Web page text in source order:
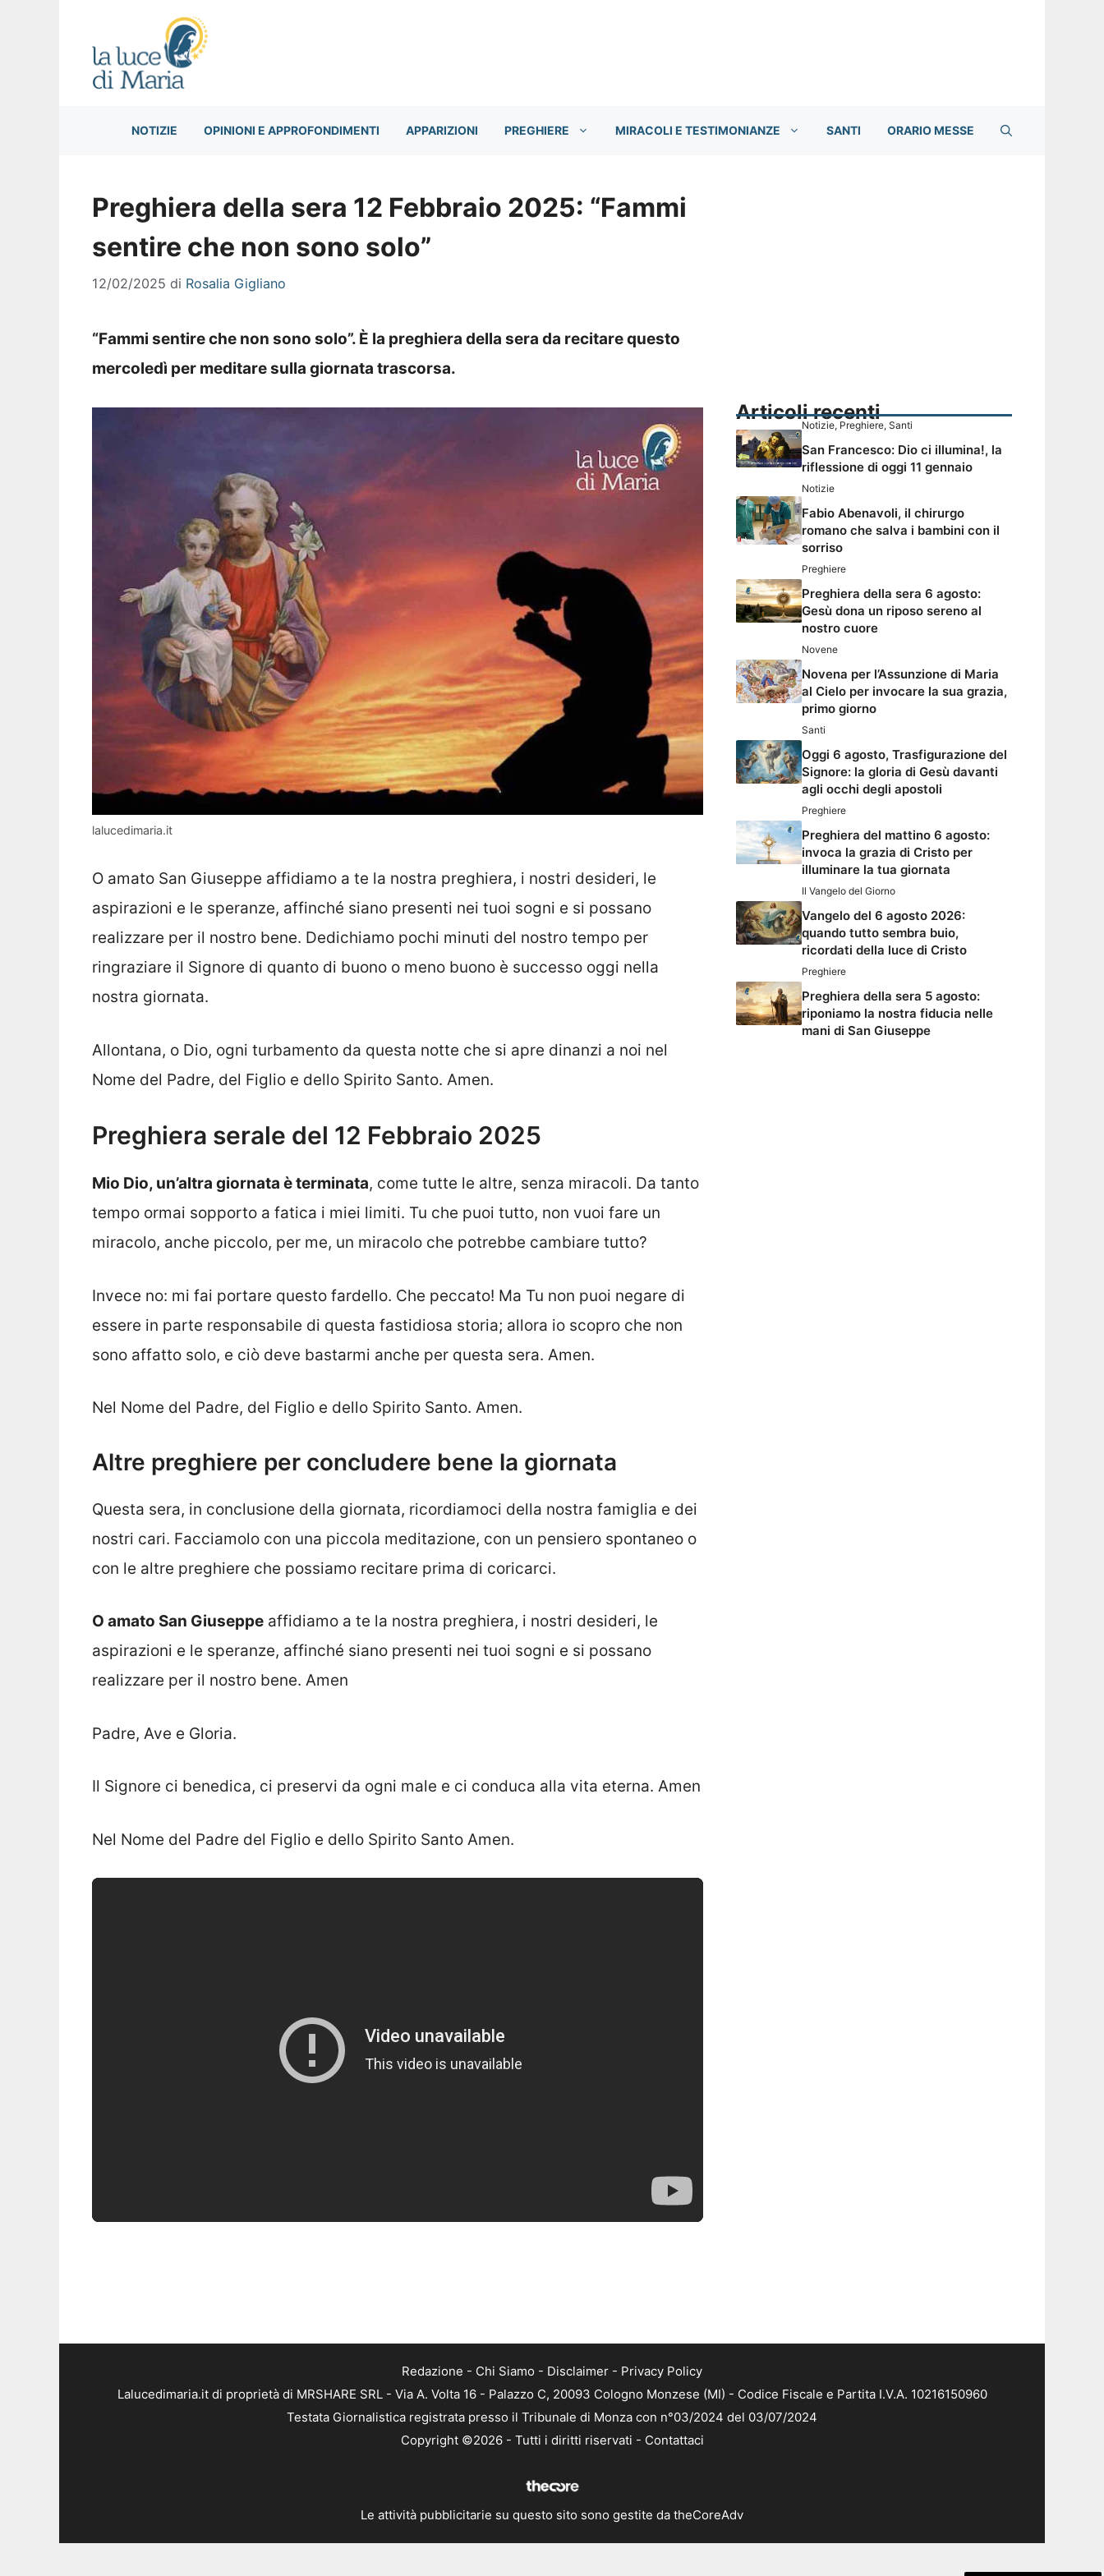
NOTIZIE OPINIONI E APPROFONDIMENTI APPARIZIONI PREGHIERE MIRACOLI E TESTIMONIANZE SANTI ORARIO MESSE
Preghiera della sera 12 Febbraio 2025: “Fammi
sentire che non sono solo”
12/02/2025 di Rosalia Gigliano
“Fammi sentire che non sono solo”. È la preghiera della sera da recitare questo
mercoledì per meditare sulla giornata trascorsa.
lalucedimaria.it
O amato San Giuseppe affidiamo a te la nostra preghiera, i nostri desideri, le
aspirazioni e le speranze, affinché siano presenti nei tuoi sogni e si possano
realizzare per il nostro bene. Dedichiamo pochi minuti del nostro tempo per
ringraziare il Signore di quanto di buono o meno buono è successo oggi nella
nostra giornata.
Allontana, o Dio, ogni turbamento da questa notte che si apre dinanzi a noi nel
Nome del Padre, del Figlio e dello Spirito Santo. Amen.
Preghiera serale del 12 Febbraio 2025
Mio Dio, un’altra giornata è terminata, come tutte le altre, senza miracoli. Da tanto
tempo ormai sopporto a fatica i miei limiti. Tu che puoi tutto, non vuoi fare un
miracolo, anche piccolo, per me, un miracolo che potrebbe cambiare tutto?
Invece no: mi fai portare questo fardello. Che peccato! Ma Tu non puoi negare di
essere in parte responsabile di questa fastidiosa storia; allora io scopro che non
sono affatto solo, e ciò deve bastarmi anche per questa sera. Amen.
Nel Nome del Padre, del Figlio e dello Spirito Santo. Amen.
Altre preghiere per concludere bene la giornata
Questa sera, in conclusione della giornata, ricordiamoci della nostra famiglia e dei
nostri cari. Facciamolo con una piccola meditazione, con un pensiero spontaneo o
con le altre preghiere che possiamo recitare prima di coricarci.
O amato San Giuseppe affidiamo a te la nostra preghiera, i nostri desideri, le
aspirazioni e le speranze, affinché siano presenti nei tuoi sogni e si possano
realizzare per il nostro bene. Amen
Padre, Ave e Gloria.
Il Signore ci benedica, ci preservi da ogni male e ci conduca alla vita eterna. Amen
Nel Nome del Padre del Figlio e dello Spirito Santo Amen.
Articoli recenti
Notizie, Preghiere, Santi
San Francesco: Dio ci illumina!, la
riflessione di oggi 11 gennaio
Notizie
Fabio Abenavoli, il chirurgo
romano che salva i bambini con il
sorriso
Preghiere
Preghiera della sera 6 agosto:
Gesù dona un riposo sereno al
nostro cuore
Novene
Novena per l’Assunzione di Maria
al Cielo per invocare la sua grazia,
primo giorno
Santi
Oggi 6 agosto, Trasfigurazione del
Signore: la gloria di Gesù davanti
agli occhi degli apostoli
Preghiere
Preghiera del mattino 6 agosto:
invoca la grazia di Cristo per
illuminare la tua giornata
Il Vangelo del Giorno
Vangelo del 6 agosto 2026:
quando tutto sembra buio,
ricordati della luce di Cristo
Preghiere
Preghiera della sera 5 agosto:
riponiamo la nostra fiducia nelle
mani di San Giuseppe
Redazione - Chi Siamo - Disclaimer - Privacy Policy
Lalucedimaria.it di proprietà di MRSHARE SRL - Via A. Volta 16 - Palazzo C, 20093 Cologno Monzese (MI) - Codice Fiscale e Partita I.V.A. 10216150960
Testata Giornalistica registrata presso il Tribunale di Monza con n°03/2024 del 03/07/2024
Copyright ©2026 - Tutti i diritti riservati - Contattaci
Le attività pubblicitarie su questo sito sono gestite da theCoreAdv